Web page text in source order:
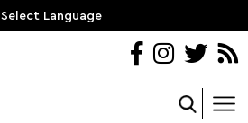
Select Language